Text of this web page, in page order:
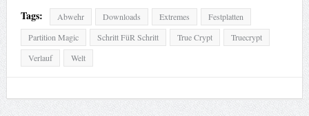
Tags: Abwehr Downloads Extremes
Festplatten
Partition Magic
Schritt FüR Schritt True Crypt
Truecrypt
Verlauf
Welt